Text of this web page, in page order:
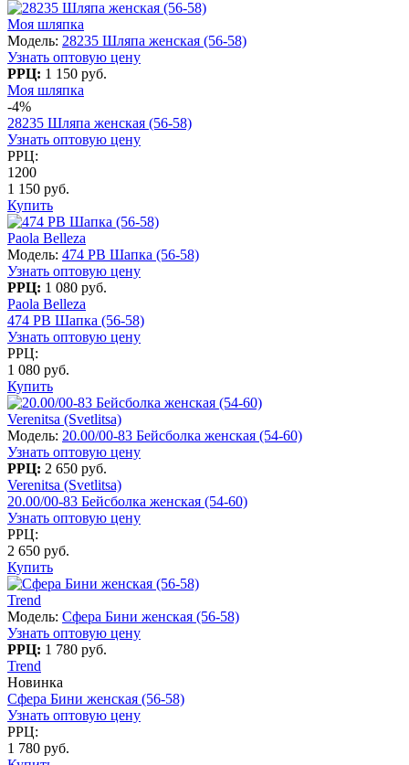
Моя шляпка
Модель: 28235 Шляпа женская (56-58)
Узнать оптовую цену
РРЦ: 1 150 руб.
Моя шляпка
-4%
28235 Шляпа женская (56-58)
Узнать оптовую цену
РРЦ:
1200
1 150 руб.
Купить
Paola Belleza
Модель: 474 PB Шапка (56-58)
Узнать оптовую цену
РРЦ: 1 080 руб.
Paola Belleza
474 PB Шапка (56-58)
Узнать оптовую цену
РРЦ:
1 080 руб.
Купить
Verenitsa (Svetlitsa)
Модель: 20.00/00-83 Бейсболка женская (54-60)
Узнать оптовую цену
РРЦ: 2 650 руб.
Verenitsa (Svetlitsa)
20.00/00-83 Бейсболка женская (54-60)
Узнать оптовую цену
РРЦ:
2 650 руб.
Купить
Trend
Модель: Сфера Бини женская (56-58)
Узнать оптовую цену
РРЦ: 1 780 руб.
Trend
Новинка
Сфера Бини женская (56-58)
Узнать оптовую цену
РРЦ:
1 780 руб.